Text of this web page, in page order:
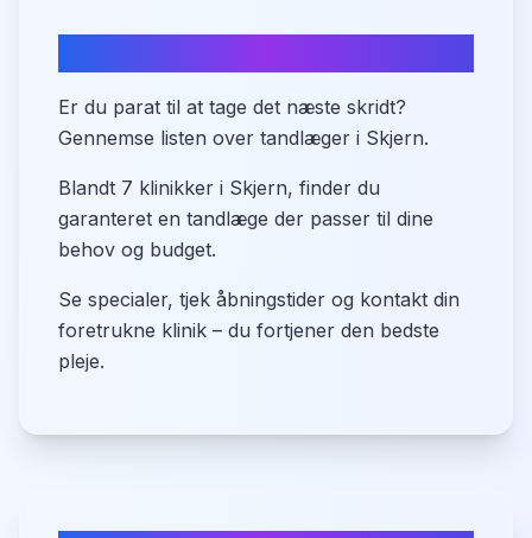
Er du parat til at tage det næste skridt?
Gennemse listen over tandlæger i Skjern.
Blandt 7 klinikker i Skjern, finder du
garanteret en tandlæge der passer til dine
behov og budget.
Se specialer, tjek åbningstider og kontakt din
foretrukne klinik – du fortjener den bedste
pleje.